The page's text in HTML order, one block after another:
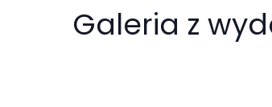
Galeria z
Doświadczenie
Aby nasza